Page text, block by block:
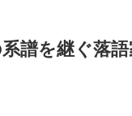
譜を継ぐ落